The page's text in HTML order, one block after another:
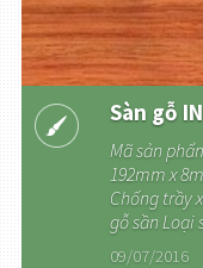
Sàn gỗ
Mã sản
192mm x
Chống trầy
gỗ sần Loại
09/07/2016